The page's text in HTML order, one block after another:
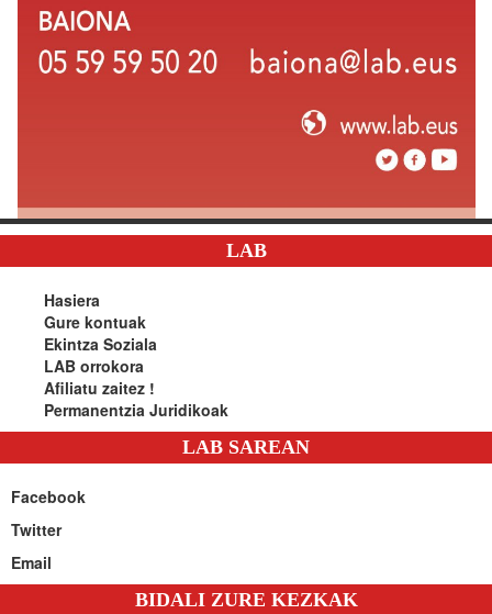
LAB
Hasiera
Gure kontuak
Ekintza Soziala
LAB orrokora
Afiliatu zaitez !
Permanentzia Juridikoak
LAB SAREAN
Facebook
Twitter
Email
BIDALI ZURE KEZKAK